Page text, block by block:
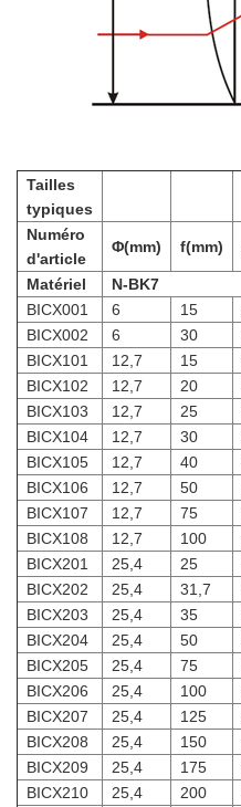
Tailles
typiques
Numéro
d'article
Φ(mm) f(mm)
Matériel
N-BK7
BICX001
6 15
BICX002
6 30
BICX101
12,7 15
BICX102
12,7 20
BICX103
12,7 25
BICX104
12,7 30
BICX105
12,7 40
BICX106
12,7 50
BICX107
12,7 75
BICX108
12,7 100
BICX201
25,4 25
BICX202
25,4 31,7
BICX203
25,4 35
BICX204
25,4 50
BICX205
25,4 75
BICX206
25,4 100
BICX207
25,4 125
BICX208
25,4 150
BICX209
25,4 175
BICX210
25,4 200